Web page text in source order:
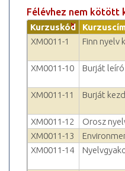
Félévhez nem kötött
Kurzuskód
XM0011-1
Finn nyelv
XM0011-10 Burját
XM0011-11 Burját
XM0011-12 Orosz
XM0011-13
XM0011-14